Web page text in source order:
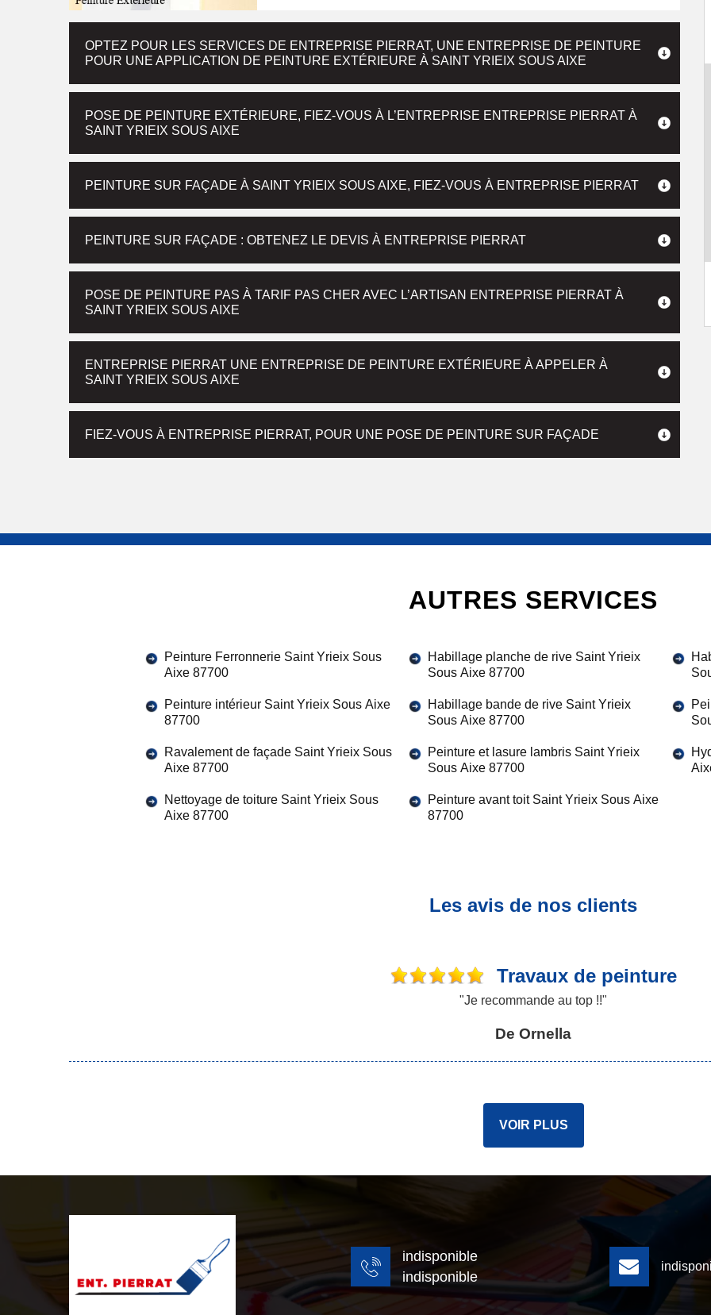
OPTEZ POUR LES SERVICES DE ENTREPRISE PIERRAT, UNE ENTREPRISE DE PEINTURE
POUR UNE APPLICATION DE PEINTURE EXTÉRIEURE À SAINT YRIEIX SOUS AIXE
POSE DE PEINTURE EXTÉRIEURE, FIEZ-VOUS À L’ENTREPRISE ENTREPRISE PIERRAT À
SAINT YRIEIX SOUS AIXE
PEINTURE SUR FAÇADE À SAINT YRIEIX SOUS AIXE, FIEZ-VOUS À ENTREPRISE PIERRAT
PEINTURE SUR FAÇADE : OBTENEZ LE DEVIS À ENTREPRISE PIERRAT
POSE DE PEINTURE PAS À TARIF PAS CHER AVEC L’ARTISAN ENTREPRISE PIERRAT À
SAINT YRIEIX SOUS AIXE
ENTREPRISE PIERRAT UNE ENTREPRISE DE PEINTURE EXTÉRIEURE À APPELER À
SAINT YRIEIX SOUS AIXE
FIEZ-VOUS À ENTREPRISE PIERRAT, POUR UNE POSE DE PEINTURE SUR FAÇADE
AUTRES SERVICES
Peinture Ferronnerie Saint Yrieix Sous
Aixe 87700
Peinture intérieur Saint Yrieix Sous Aixe
87700
Ravalement de façade Saint Yrieix Sous
Aixe 87700
Nettoyage de toiture Saint Yrieix Sous
Aixe 87700
Habillage planche de rive Saint Yrieix
Sous Aixe 87700
Habillage bande de rive Saint Yrieix
Sous Aixe 87700
Peinture et lasure lambris Saint Yrieix
Sous Aixe 87700
Peinture avant toit Saint Yrieix Sous Aixe
87700
Les avis de nos clients
Travaux de peinture
"Je recommande au top !!"
De Ornella
VOIR PLUS
indisponible
indisponible